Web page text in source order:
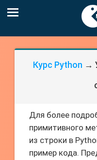
Курс Python →
Для более
примитивного
из строки в
пример кода.